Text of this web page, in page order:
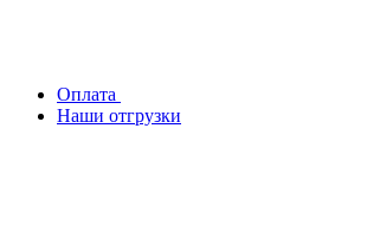
Оплата
Наши отгрузки